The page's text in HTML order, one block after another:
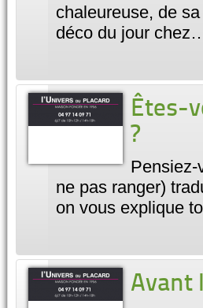
chaleureuse, de
déco du jour
Êtes-
?
Pensiez-
ne pas ranger)
on vous explique
Avant